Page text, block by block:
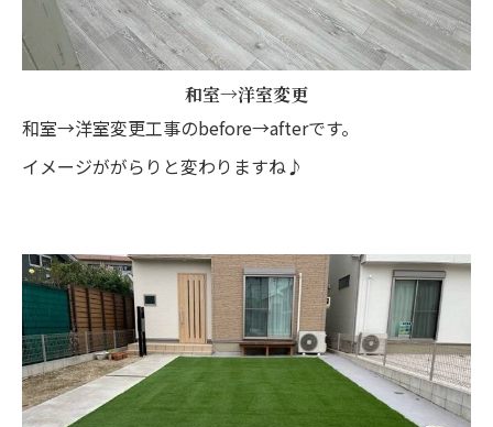
和室→洋室変更
和室→洋室変更工事のbefore→afterです。
イメージががらりと変わりますね♪